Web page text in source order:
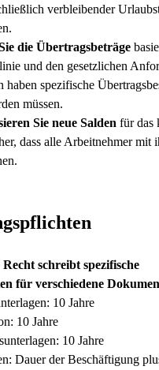
verbleibender
die Übertragsbeträge
und den gesetzlichen
haben spezifische
müssen.
Sie neue Salden für das
dass alle Arbeitnehmer mit
schreibt spezifische
für verschiedene
10 Jahre
10 Jahre
10 Jahre
Dauer der Beschäftigung